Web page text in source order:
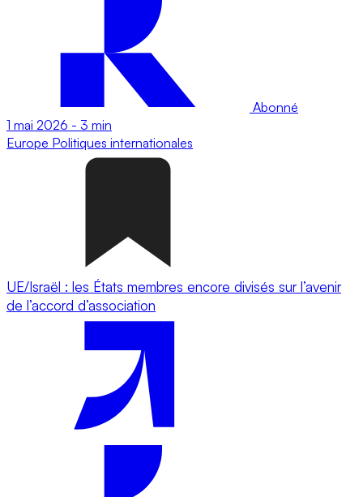
Abonné
1 mai 2026 - 3 min
Europe Politiques internationales
UE/Israël : les États membres encore divisés sur l’avenir
de l’accord d’association